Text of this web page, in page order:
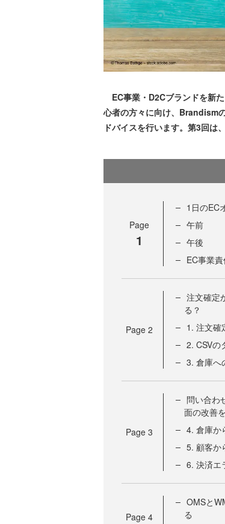
EC事業・D2Cブランドを新
心者の方々に向け、Brandism
ドバイスを行います。第3回は
Page
1
1日のEC
午前
午後
EC事業
Page 2
注文確定
る？
1. 注文確
2. CSVの
3. 倉庫へ
Page 3
問い合わ
面の改善を
4. 倉庫か
5. 顧客か
6. 決済エ
Page 4
OMSと
る